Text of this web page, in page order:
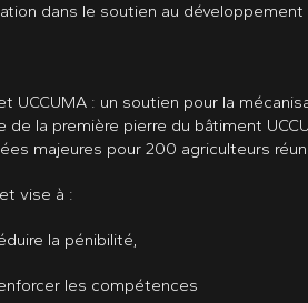
dans le soutien au développement
UCCUMA : un soutien pour la
de la première pierre du bâtiment
majeures pour 200 agriculteurs
vise à :
la pénibilité,
les compétences